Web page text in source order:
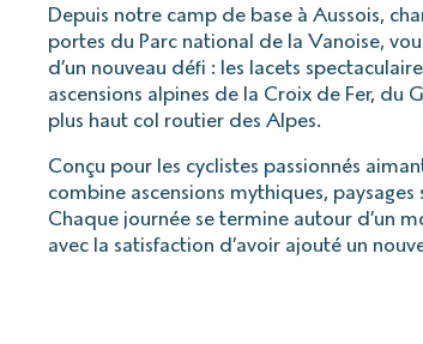
Depuis notre camp de base à Aussois,
portes du Parc national de la Vanoise,
d’un nouveau défi : les lacets
ascensions alpines de la Croix de Fer, du
plus haut col routier des Alpes.
Conçu pour les cyclistes passionnés
combine ascensions mythiques,
Chaque journée se termine autour d’un
avec la satisfaction d’avoir ajouté un